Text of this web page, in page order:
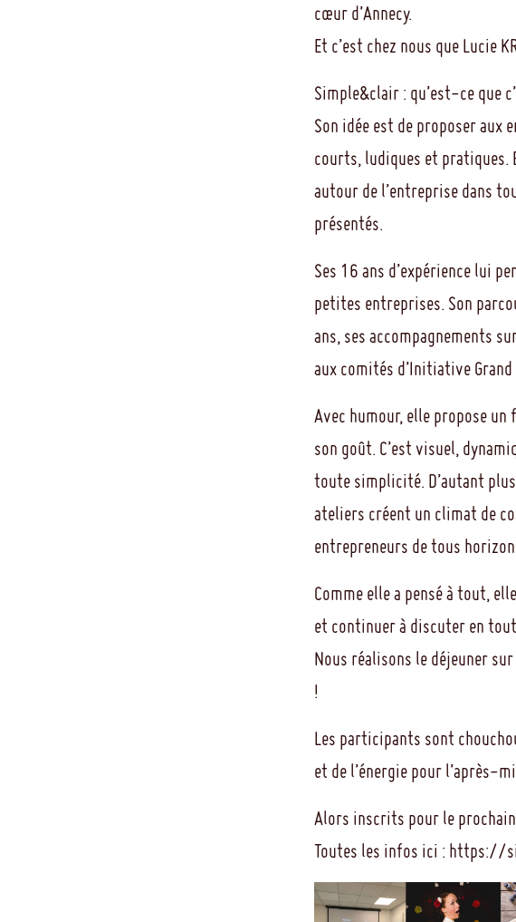
cœur d’Annecy.
Et c’est chez nous que Lucie
Simple&clair : qu’est-ce que
Son idée est de proposer
courts, ludiques et pratiques.
autour de l’entreprise dans
présentés.
Ses 16 ans d’expérience lui
petites entreprises. Son
ans, ses accompagnements
aux comités d’Initiative
Avec humour, elle propose
son goût. C’est visuel,
toute simplicité. D’autant
ateliers créent un climat de
entrepreneurs de tous
Comme elle a pensé à tout,
et continuer à discuter en
Nous réalisons le déjeuner
!
Les participants sont
et de l’énergie pour l’après-
Alors inscrits pour le
Toutes les infos ici : https://